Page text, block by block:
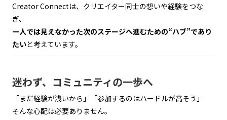
Creator Connectは、クリエイター同士の想いや経験をつな
ぎ、
一人では見えなかった次のステージへ進むための“ハブ”であり
たいと考えています。
迷わず、コミュニティの一歩へ
「まだ経験が浅いから」「参加するのはハードルが高そう」
そんな心配は必要ありません。